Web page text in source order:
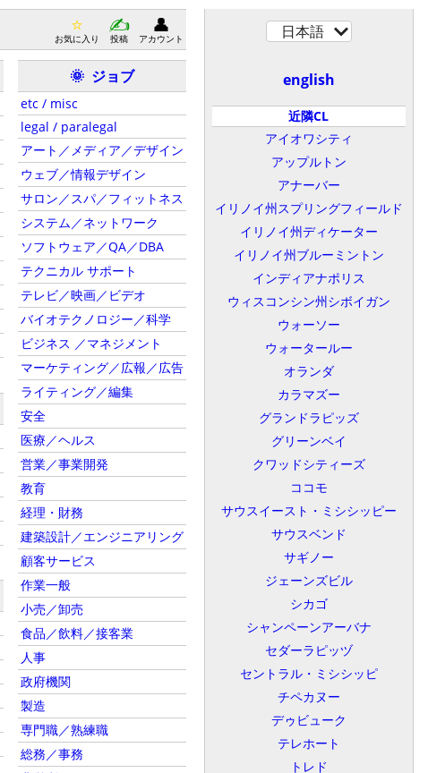
お気に入り 投稿 アカウント
🌞 ジョブ
etc / misc
legal / paralegal
アート／メディア／デザイン
ウェブ／情報デザイン
サロン／スパ／フィットネス
システム／ネットワーク
ソフトウェア／QA／DBA
テクニカル サポート
テレビ／映画／ビデオ
バイオテクノロジー／科学
ビジネス ／マネジメント
マーケティング／広報／広告
ライティング／編集
安全
医療／ヘルス
営業／事業開発
教育
経理・財務
建築設計／エンジニアリング
顧客サービス
作業一般
小売／卸売
食品／飲料／接客業
人事
政府機関
製造
専門職／熟練職
総務／事務
日本語
english
近隣CL
アイオワシティ
アップルトン
アナーバー
イリノイ州スプリングフィールド
イリノイ州ディケーター
イリノイ州ブルーミントン
インディアナポリス
ウィスコンシン州シボイガン
ウォーソー
ウォータールー
オランダ
カラマズー
グランドラピッズ
グリーンベイ
クワッドシティーズ
ココモ
サウスイースト・ミシシッピー
サウスベンド
サギノー
ジェーンズビル
シカゴ
シャンペーンアーバナ
セダーラピッヅ
セントラル・ミシシッピ
チペカヌー
デゥビューク
テレホート
トレド